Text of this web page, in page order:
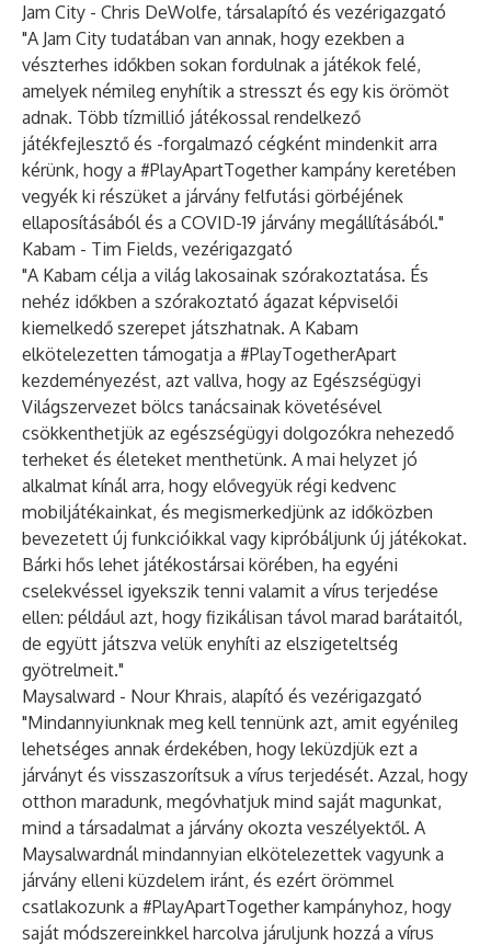
Jam City - Chris DeWolfe, társalapító és vezérigazgató
"A Jam City tudatában van annak, hogy ezekben a
vészterhes időkben sokan fordulnak a játékok felé,
amelyek némileg enyhítik a stresszt és egy kis örömöt
adnak. Több tízmillió játékossal rendelkező
játékfejlesztő és -forgalmazó cégként mindenkit arra
kérünk, hogy a #PlayApartTogether kampány keretében
vegyék ki részüket a járvány felfutási görbéjének
ellaposításából és a COVID-19 járvány megállításából."
Kabam - Tim Fields, vezérigazgató
"A Kabam célja a világ lakosainak szórakoztatása. És
nehéz időkben a szórakoztató ágazat képviselői
kiemelkedő szerepet játszhatnak. A Kabam
elkötelezetten támogatja a #PlayTogetherApart
kezdeményezést, azt vallva, hogy az Egészségügyi
Világszervezet bölcs tanácsainak követésével
csökkenthetjük az egészségügyi dolgozókra nehezedő
terheket és életeket menthetünk. A mai helyzet jó
alkalmat kínál arra, hogy elővegyük régi kedvenc
mobiljátékainkat, és megismerkedjünk az időközben
bevezetett új funkcióikkal vagy kipróbáljunk új játékokat.
Bárki hős lehet játékostársai körében, ha egyéni
cselekvéssel igyekszik tenni valamit a vírus terjedése
ellen: például azt, hogy fizikálisan távol marad barátaitól,
de együtt játszva velük enyhíti az elszigeteltség
gyötrelmeit."
Maysalward - Nour Khrais, alapító és vezérigazgató
"Mindannyiunknak meg kell tennünk azt, amit egyénileg
lehetséges annak érdekében, hogy leküzdjük ezt a
járványt és visszaszorítsuk a vírus terjedését. Azzal, hogy
otthon maradunk, megóvhatjuk mind saját magunkat,
mind a társadalmat a járvány okozta veszélyektől. A
Maysalwardnál mindannyian elkötelezettek vagyunk a
járvány elleni küzdelem iránt, és ezért örömmel
csatlakozunk a #PlayApartTogether kampányhoz, hogy
saját módszereinkkel harcolva járuljunk hozzá a vírus